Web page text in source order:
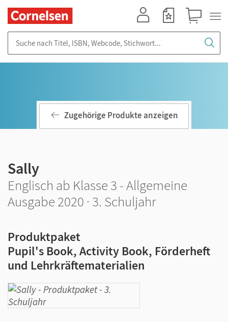
Zugehörige Produkte anzeigen
Sally
Englisch ab Klasse 3 - Allgemeine
Ausgabe 2020 · 3. Schuljahr
Produktpaket
Pupil's Book, Activity Book, Förderheft
und Lehrkräftematerialien